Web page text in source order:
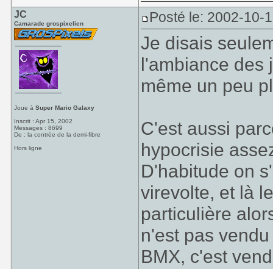
JC
Camarade grospixelien
Joue àSuper Mario Galaxy
Inscrit : Apr 15, 2002
Messages : 8699
De : la contrée de la demi-fibre
Hors ligne
Posté le: 2002-10-
Je disais
l'ambiance des
même un peu
C'est aussi
hypocrisie
D'habitude on
virevolte, et là
particulière
n'est pas
BMX, c'est